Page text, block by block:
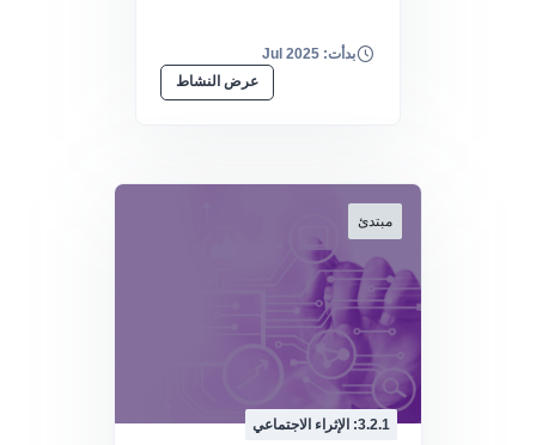
بدأت: Jul 2025
عرض النشاط
مبتدئ
3.2.1: الإثراء الاجتماعي